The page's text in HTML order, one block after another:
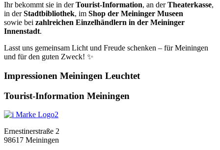
Ihr bekommt sie in derTourist-Information, an derTheaterkasse,
in derStadtbibliothek, im Shop der Meininger Museen
sowie bei zahlreichen Einzelhändlern in der Meininger
Innenstadt.
Lasst uns gemeinsam Licht und Freude schenken – für Meiningen
und für den guten Zweck! ✨
Impressionen Meiningen Leuchtet
Tourist-Information Meiningen
Ernestinerstraße 2
98617 Meiningen